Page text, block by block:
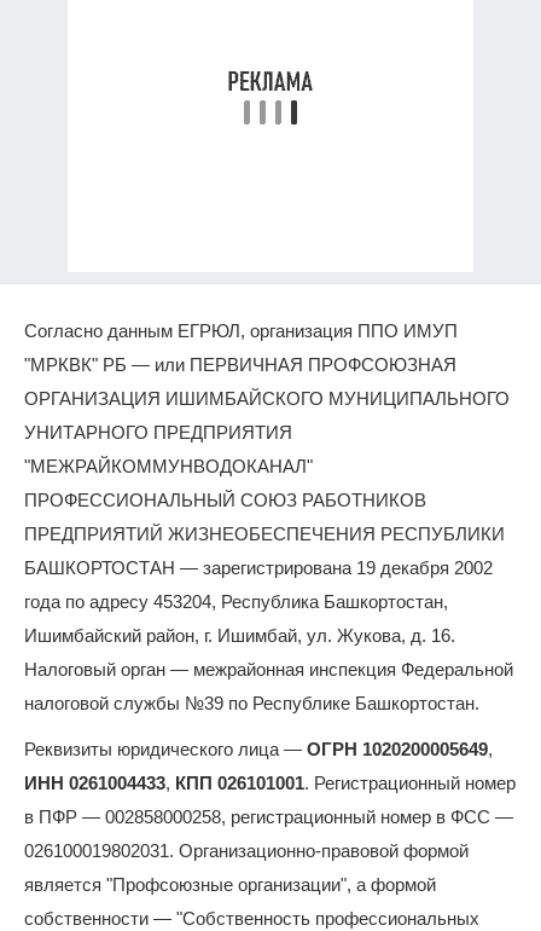
Согласно данным ЕГРЮЛ, организация ППО ИМУП
"МРКВК" РБ — или ПЕРВИЧНАЯ ПРОФСОЮЗНАЯ
ОРГАНИЗАЦИЯ ИШИМБАЙСКОГО МУНИЦИПАЛЬНОГО
УНИТАРНОГО ПРЕДПРИЯТИЯ
"МЕЖРАЙКОММУНВОДОКАНАЛ"
ПРОФЕССИОНАЛЬНЫЙ СОЮЗ РАБОТНИКОВ
ПРЕДПРИЯТИЙ ЖИЗНЕОБЕСПЕЧЕНИЯ РЕСПУБЛИКИ
БАШКОРТОСТАН — зарегистрирована 19 декабря 2002
года по адресу 453204, Республика Башкортостан,
Ишимбайский район, г. Ишимбай, ул. Жукова, д. 16.
Налоговый орган — межрайонная инспекция Федеральной
налоговой службы №39 по Республике Башкортостан.
Реквизиты юридического лица — ОГРН 1020200005649,
ИНН 0261004433, КПП 026101001. Регистрационный номер
в ПФР — 002858000258, регистрационный номер в ФСС —
026100019802031. Организационно-правовой формой
является "Профсоюзные организации", а формой
собственности — "Собственность профессиональных